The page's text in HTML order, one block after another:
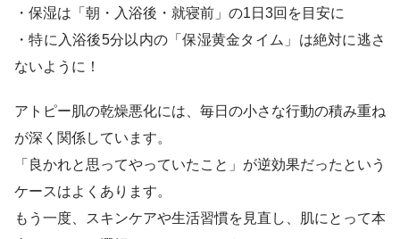
・保湿は「朝・入浴後・就寝前」の1日3回を目安に
・特に入浴後5分以内の「保湿黄金タイム」は絶対に逃さ
ないように！
アトピー肌の乾燥悪化には、毎日の小さな行動の積み重ね
が深く関係しています。
「良かれと思ってやっていたこと」が逆効果だったという
ケースはよくあります。
もう一度、スキンケアや生活習慣を見直し、肌にとって本